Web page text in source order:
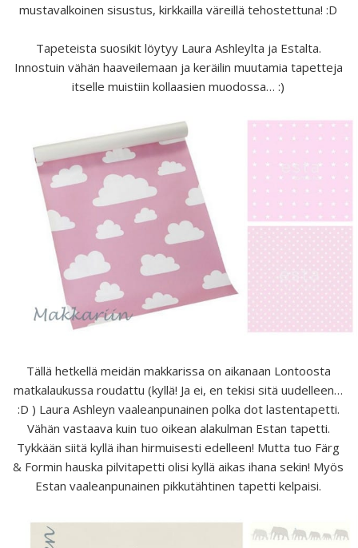
mustavalkoinen sisustus, kirkkailla väreillä tehostettuna! :D
Tapeteista suosikit löytyy Laura Ashleylta ja Estalta.
Innostuin vähän haaveilemaan ja keräilin muutamia tapetteja
itselle muistiin kollaasien muodossa… :)
Tällä hetkellä meidän makkarissa on aikanaan Lontoosta
matkalaukussa roudattu (kyllä! Ja ei, en tekisi sitä uudelleen…
:D ) Laura Ashleyn vaaleanpunainen polka dot lastentapetti.
Vähän vastaava kuin tuo oikean alakulman Estan tapetti.
Tykkään siitä kyllä ihan hirmuisesti edelleen! Mutta tuo Färg
& Formin hauska pilvitapetti olisi kyllä aikas ihana sekin! Myös
Estan vaaleanpunainen pikkutähtinen tapetti kelpaisi.